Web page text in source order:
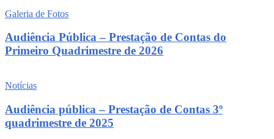
Galeria de Fotos
Audiência Pública – Prestação de Contas do
Primeiro Quadrimestre de 2026
Notícias
Audiência pública – Prestação de Contas 3º
quadrimestre de 2025